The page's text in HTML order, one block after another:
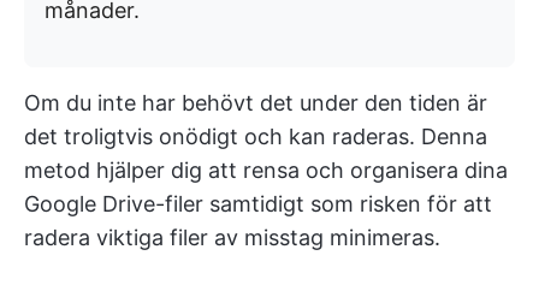
månader.
Om du inte har behövt det under den tiden är
det troligtvis onödigt och kan raderas. Denna
metod hjälper dig att rensa och organisera dina
Google Drive-filer samtidigt som risken för att
radera viktiga filer av misstag minimeras.